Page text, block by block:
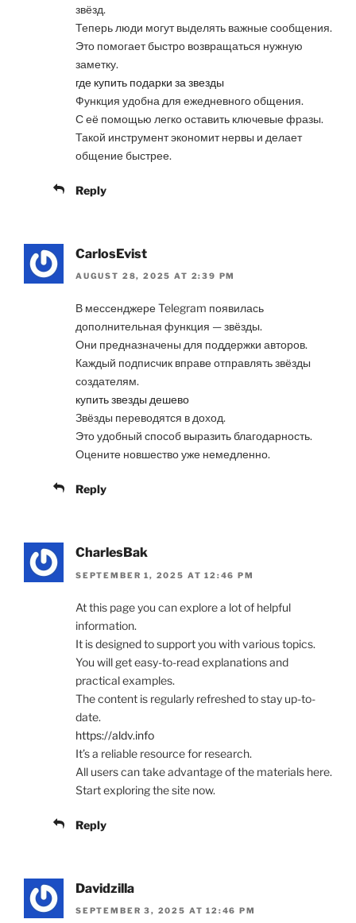
звёзд.
Теперь люди могут выделять важные сообщения.
Это помогает быстро возвращаться нужную
заметку.
где купить подарки за звезды
Функция удобна для ежедневного общения.
С её помощью легко оставить ключевые фразы.
Такой инструмент экономит нервы и делает
общение быстрее.
Reply
CarlosEvist
AUGUST 28, 2025 AT 2:39 PM
В мессенджере Telegram появилась
дополнительная функция — звёзды.
Они предназначены для поддержки авторов.
Каждый подписчик вправе отправлять звёзды
создателям.
купить звезды дешево
Звёзды переводятся в доход.
Это удобный способ выразить благодарность.
Оцените новшество уже немедленно.
Reply
CharlesBak
SEPTEMBER 1, 2025 AT 12:46 PM
At this page you can explore a lot of helpful
information.
It is designed to support you with various topics.
You will get easy-to-read explanations and
practical examples.
The content is regularly refreshed to stay up-to-
date.
https://aldv.info
It’s a reliable resource for research.
All users can take advantage of the materials here.
Start exploring the site now.
Reply
Davidzilla
SEPTEMBER 3, 2025 AT 12:46 PM